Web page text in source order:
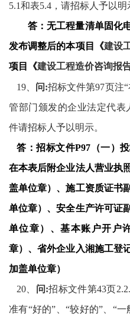
5.1和表5.4 ，请招标人予以明
答：无工程量清单固化
发布调整后的本项目《建设
项目《建设工程造价咨询报
19 问:招标文件第97页注
管部门颁发的企业法定代表
件请招标人予以明示。
答：招标文件P97 （一）
在本表后附企业法人营业执
盖单位章）、施工资质证书
单位章）、安全生产许可证
单位章）、基本账户开户
章）、省外企业入湘施工登
加盖单位章）
20
问:招标文件第43页
准有“好的”、“较好的”、“